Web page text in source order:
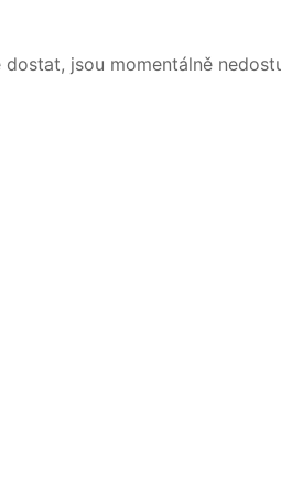
jsou momentálně